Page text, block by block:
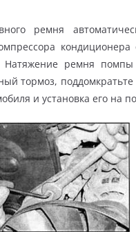
ремня
кондиционера
ремня
тормоз,
и установка его на